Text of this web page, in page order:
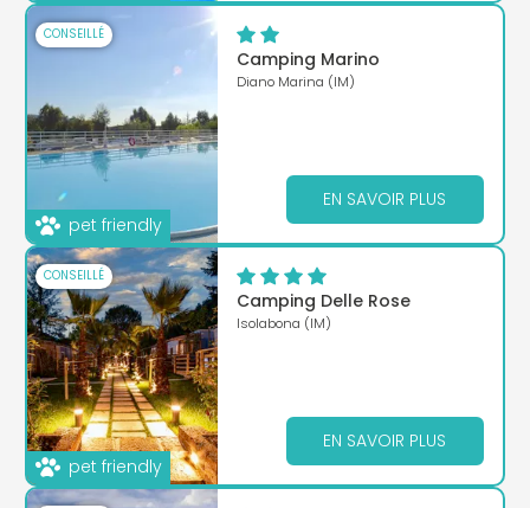
CONSEILLÉ
pet friendly
Camping Marino
Diano Marina (IM)
EN SAVOIR PLUS
CONSEILLÉ
pet friendly
Camping Delle Rose
Isolabona (IM)
EN SAVOIR PLUS